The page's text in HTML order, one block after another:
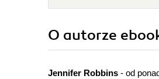
O autorze
Jennifer Robbins - od